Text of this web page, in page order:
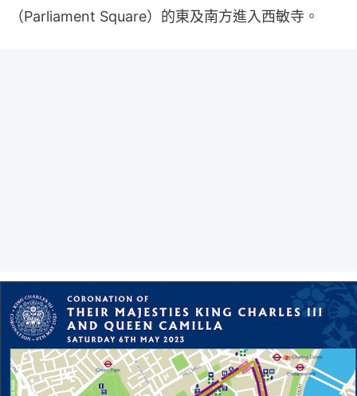
（Parliament Square）的東及南方進入西敏寺。